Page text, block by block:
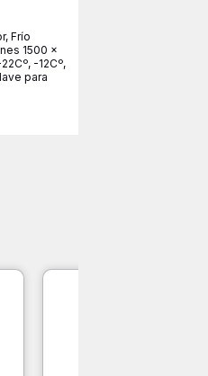
Frío
1500 x
-12Cº,
para